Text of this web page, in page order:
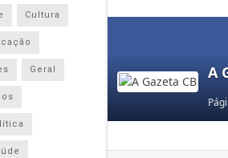
Cultura
Geral A